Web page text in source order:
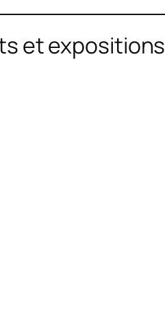
et expositions
×